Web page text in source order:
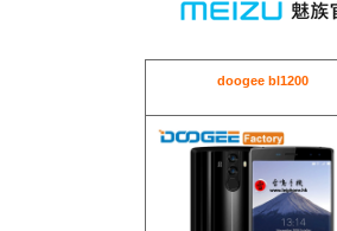
doogee bl1200